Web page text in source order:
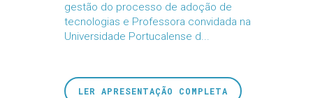
gestão do processo de adoção de
tecnologias e Professora convidada na
Universidade Portucalense d...
LER APRESENTAÇÃO COMPLETA